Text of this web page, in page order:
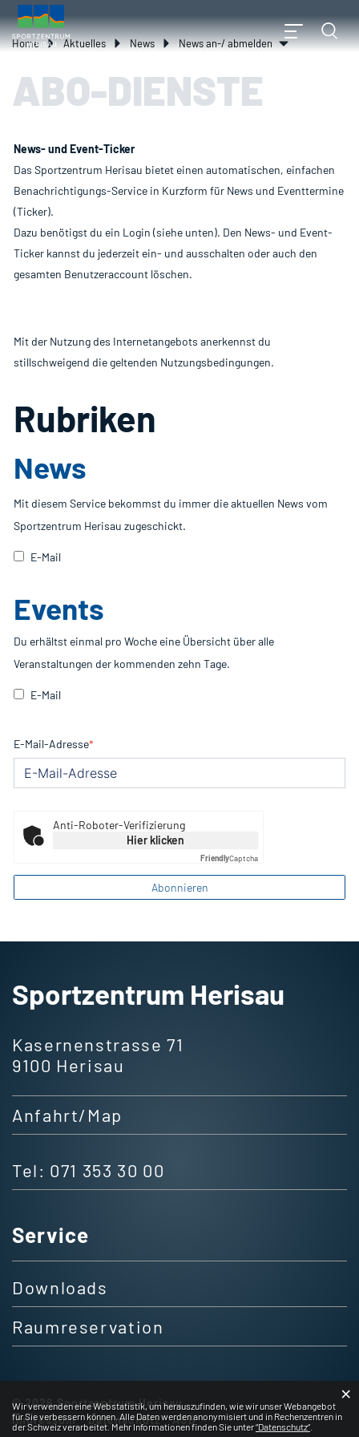
Kopfzeile
zur Startseite
Direkt zur Hauptnavigation
Direkt zum Inhalt
Direkt zur Suche
Direkt zum
Inhalt
Home Aktuelles News News an-/ abmelden(ausgewählt)
ABO-DIENSTE
News- und Event-Ticker
Das Sportzentrum Herisau bietet einen automatischen, einfachen
Benachrichtigungs-Service in Kurzform für News und Eventtermine
(Ticker).
Dazu benötigst du ein Login (siehe unten). Den News- und Event-
Ticker kannst du jederzeit ein- und ausschalten oder auch den
gesamten Benutzeraccount löschen.
Mit der Nutzung des Internetangebots anerkennst du
stillschweigend die geltenden Nutzungsbedingungen.
Rubriken
News
Mit diesem Service bekommst du immer die aktuellen News vom
Sportzentrum Herisau zugeschickt.
E-Mail
Events
Du erhältst einmal pro Woche eine Übersicht über alle
Veranstaltungen der kommenden zehn Tage.
E-Mail
E-Mail-Adresse*
Anti-Roboter-Verifizierung
Hier klicken
FriendlyCaptcha
Abonnieren
Sportzentrum Herisau
Kasernenstrasse 71
9100 Herisau
Anfahrt/Map
Tel: 071 353 30 00
Service
Downloads
Raumreservation
© 2026 Sportzentrum Herisau
Impressum
Datenschutz AGB
Webstatistik
Wir verwenden eine Webstatistik, um herauszufinden, wie wir unser Webangebot
für Sie verbessern können. Alle Daten werden anonymisiert und in Rechenzentren in
der Schweiz verarbeitet. Mehr Informationen finden Sie unter“Datenschutz“.
×